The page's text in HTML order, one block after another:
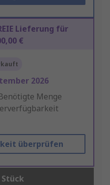
Lieferung für
€
2026
Menge
überprüfen
Stück